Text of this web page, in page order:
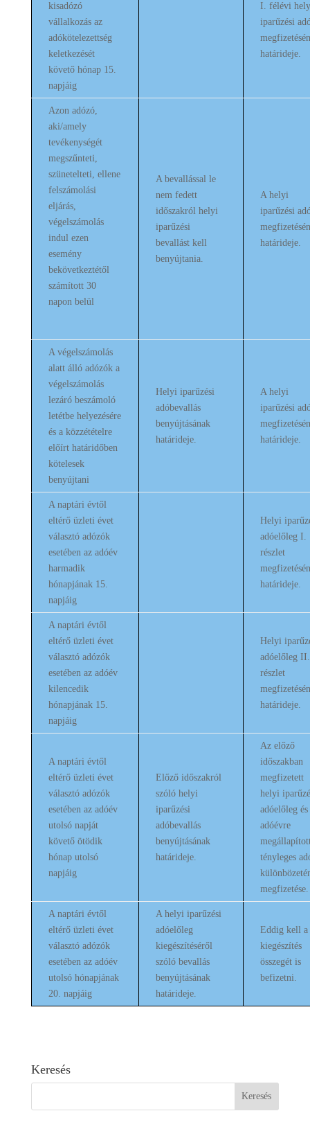
kisadózó
vállalkozás az
adókötelezettség
keletkezését
követő hónap 15.
napjáig
I. félévi
iparűzési
határideje.
Azon adózó,
aki/amely
tevékenységét
megszűnteti,
szünetelteti, ellene
felszámolási
eljárás,
végelszámolás
indul ezen
esemény
bekövetkeztétől
számított 30
napon belül
A bevallással le
nem fedett
időszakról helyi
iparűzési
bevallást kell
benyújtania.
A helyi
iparűzési
határideje.
A végelszámolás
alatt álló adózók a
végelszámolás
lezáró beszámoló
letétbe helyezésére
és a közzétételre
előírt határidőben
kötelesek
benyújtani
Helyi iparűzési
adóbevallás
benyújtásának
határideje.
A helyi
iparűzési
határideje.
A naptári évtől
eltérő üzleti évet
választó adózók
esetében az adóév
harmadik
hónapjának 15.
napjáig
Helyi
adóelőleg I.
részlet
határideje.
A naptári évtől
eltérő üzleti évet
választó adózók
esetében az adóév
kilencedik
hónapjának 15.
napjáig
Helyi
adóelőleg II.
részlet
határideje.
A naptári évtől
eltérő üzleti évet
választó adózók
esetében az adóév
utolsó napját
követő ötödik
hónap utolsó
napjáig
Előző időszakról
szóló helyi
iparűzési
adóbevallás
benyújtásának
határideje.
Az előző
időszakban
megfizetett
helyi
adóelőleg és
adóévre
tényleges
megfizetése.
A naptári évtől
eltérő üzleti évet
választó adózók
esetében az adóév
utolsó hónapjának
20. napjáig
A helyi iparűzési
adóelőleg
kiegészítéséről
szóló bevallás
benyújtásának
határideje.
Eddig kell a
kiegészítés
összegét is
befizetni.
Keresés